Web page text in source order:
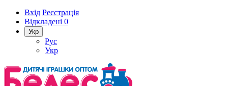
Вхід Реєстрація
Відкладені 0
Укр
Рус
Укр